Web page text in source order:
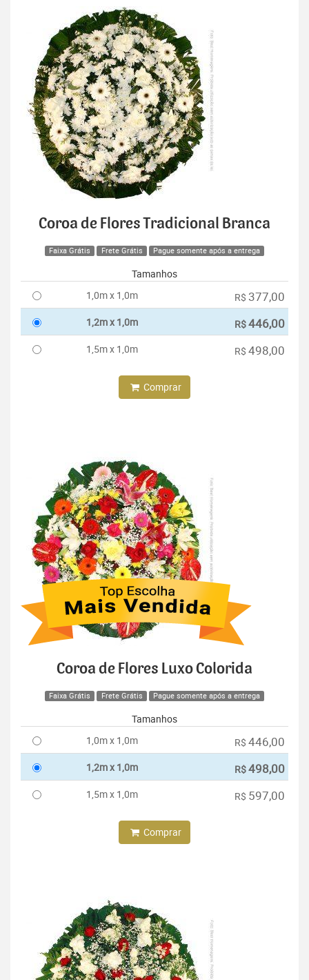
Coroa de Flores Tradicional Branca
Faixa Grátis Frete Grátis Pague somente após a entrega
Tamanhos
1,0m x 1,0m
R$ 377,00
1,2m x 1,0m R$446,00
1,5m x 1,0m R$ 498,00
Comprar
Coroa de Flores Luxo Colorida
Faixa Grátis Frete Grátis Pague somente após a entrega
Tamanhos
1,0m x 1,0m
R$ 446,00
1,2m x 1,0m R$498,00
1,5m x 1,0m R$ 597,00
Comprar